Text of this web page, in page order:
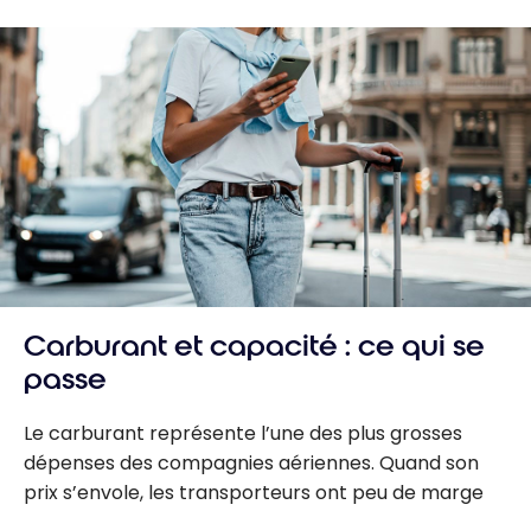
Carburant et capacité : ce qui se
passe
Le carburant représente l’une des plus grosses
dépenses des compagnies aériennes. Quand son
prix s’envole, les transporteurs ont peu de marge